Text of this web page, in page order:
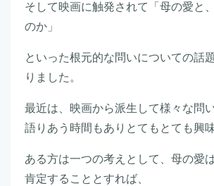
そして映画に触発されて「母の愛と
のか」
といった根元的な問いについての話
りました。
最近は、映画から派生して様々な問
語りあう時間もありとてもとても興
ある方は一つの考えとして、母の愛
肯定することとすれば、